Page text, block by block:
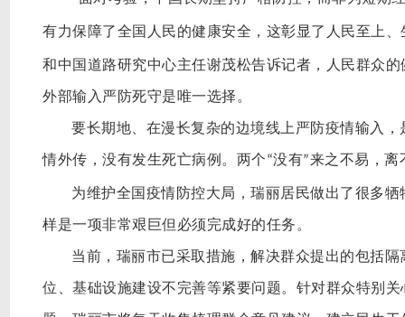
有力保障了全国人民的健康安全，这彰显了人民至上
和中国道路研究中心主任谢茂松告诉记者，人民群众
外部输入严防死守是唯一选择。
要长期地、在漫长复杂的边境线上严防疫情输入
情外传，没有发生死亡病例。两个“没有”来之不易，离
为维护全国疫情防控大局，瑞丽居民做出了很多
样是一项非常艰巨但必须完成好的任务。
当前，瑞丽市已采取措施，解决群众提出的包括
位、基础设施建设不完善等紧要问题。针对群众特别